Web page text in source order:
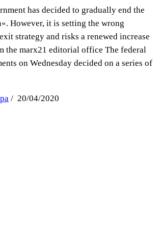
has decided to gradually end the
However, it is setting the wrong
strategy and risks a renewed increase
the marx21 editorial office The federal
on Wednesday decided on a series of
/ 20/04/2020